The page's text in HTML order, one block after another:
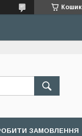
Кошик
ЗАМОВЛЕННЯ